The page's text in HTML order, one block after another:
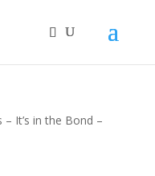
– It’s in the Bond –